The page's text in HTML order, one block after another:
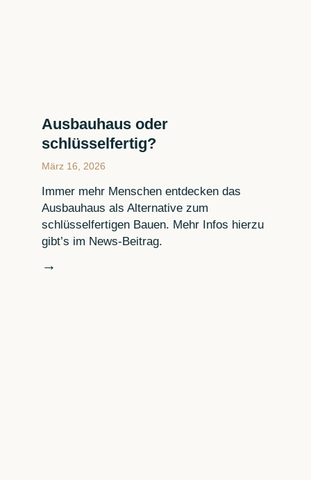
Ausbauhaus oder
schlüsselfertig?
März 16, 2026
Immer mehr Menschen entdecken das
Ausbauhaus als Alternative zum
schlüsselfertigen Bauen. Mehr Infos hierzu
gibt’s im News-Beitrag.
→